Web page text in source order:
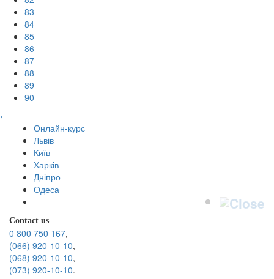
83
84
85
86
87
88
89
90
›
Онлайн-курс
Львів
Київ
Харків
Дніпро
Одеса
Contact us
0 800 750 167,
(066) 920-10-10,
(068) 920-10-10,
(073) 920-10-10.